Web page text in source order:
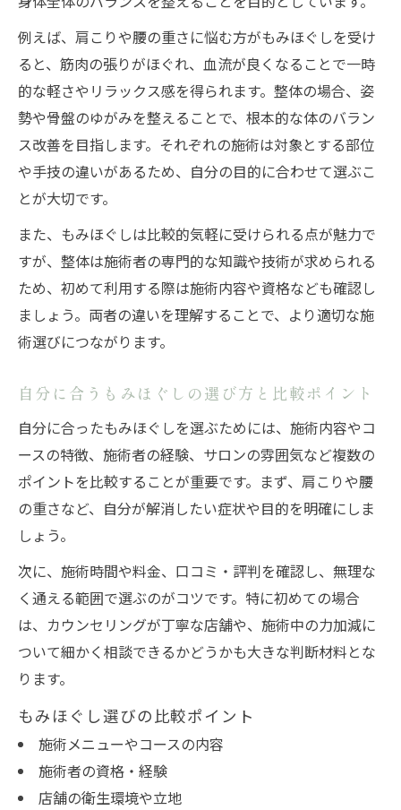
例えば、肩こりや腰の重さに悩む方がもみほぐしを受け
ると、筋肉の張りがほぐれ、血流が良くなることで一時
的な軽さやリラックス感を得られます。整体の場合、姿
勢や骨盤のゆがみを整えることで、根本的な体のバラン
ス改善を目指します。それぞれの施術は対象とする部位
や手技の違いがあるため、自分の目的に合わせて選ぶこ
とが大切です。
また、もみほぐしは比較的気軽に受けられる点が魅力で
すが、整体は施術者の専門的な知識や技術が求められる
ため、初めて利用する際は施術内容や資格なども確認し
ましょう。両者の違いを理解することで、より適切な施
術選びにつながります。
自分に合うもみほぐしの選び方と比較ポイント
自分に合ったもみほぐしを選ぶためには、施術内容やコ
ースの特徴、施術者の経験、サロンの雰囲気など複数の
ポイントを比較することが重要です。まず、肩こりや腰
の重さなど、自分が解消したい症状や目的を明確にしま
しょう。
次に、施術時間や料金、口コミ・評判を確認し、無理な
く通える範囲で選ぶのがコツです。特に初めての場合
は、カウンセリングが丁寧な店舗や、施術中の力加減に
ついて細かく相談できるかどうかも大きな判断材料とな
ります。
もみほぐし選びの比較ポイント
施術メニューやコースの内容
施術者の資格・経験
店舗の衛生環境や立地